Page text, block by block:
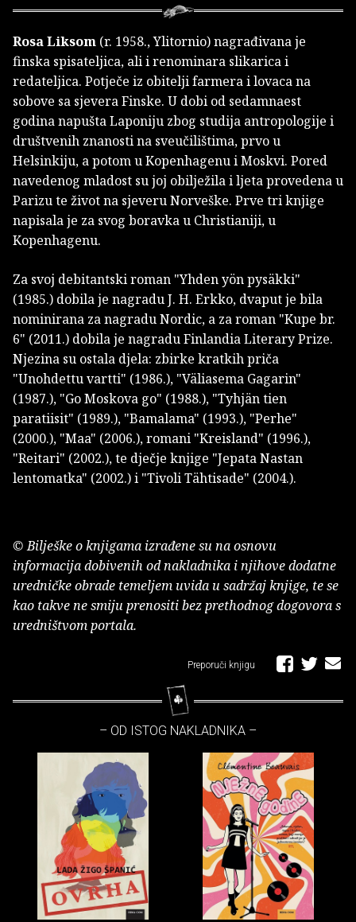
Rosa Liksom (r. 1958., Ylitornio) nagrađivana je
finska spisateljica, ali i renominara slikarica i
redateljica. Potječe iz obitelji farmera i lovaca na
sobove sa sjevera Finske. U dobi od sedamnaest
godina napušta Laponiju zbog studija antropologije i
društvenih znanosti na sveučilištima, prvo u
Helsinkiju, a potom u Kopenhagenu i Moskvi. Pored
navedenog mladost su joj obilježila i ljeta provedena u
Parizu te život na sjeveru Norveške. Prve tri knjige
napisala je za svog boravka u Christianiji, u
Kopenhagenu.
Za svoj debitantski roman "Yhden yön pysäkki"
(1985.) dobila je nagradu J. H. Erkko, dvaput je bila
nominirana za nagradu Nordic, a za roman "Kupe br.
6" (2011.) dobila je nagradu Finlandia Literary Prize.
Njezina su ostala djela: zbirke kratkih priča
"Unohdettu vartti" (1986.), "Väliasema Gagarin"
(1987.), "Go Moskova go" (1988.), "Tyhjän tien
paratiisit" (1989.), "Bamalama" (1993.), "Perhe"
(2000.), "Maa" (2006.), romani "Kreisland" (1996.),
"Reitari" (2002.), te dječje knjige "Jepata Nastan
lentomatka" (2002.) i "Tivoli Tähtisade" (2004.).
© Bilješke o knjigama izrađene su na osnovu
informacija dobivenih od nakladnika i njihove dodatne
uredničke obrade temeljem uvida u sadržaj knjige, te se
kao takve ne smiju prenositi bez prethodnog dogovora s
uredništvom portala.
Preporuči knjigu
– OD ISTOG NAKLADNIKA –